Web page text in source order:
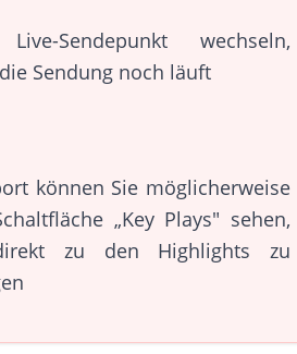
Sendepunkt wechseln,
Sendung noch läuft
können Sie möglicherweise
„Key Plays" sehen,
zu den Highlights zu